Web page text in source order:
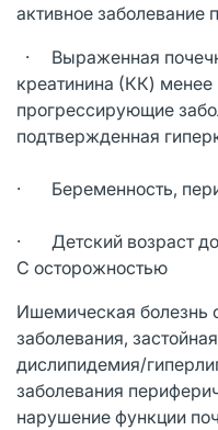
активное заболевание
· Выраженная
креатинина (КК)
прогрессирующие
подтвержденная
· Беременность,
· Детский возраст до
С осторожностью
Ишемическая болезнь
заболевания,
дислипидемия/
заболевания
нарушение функции